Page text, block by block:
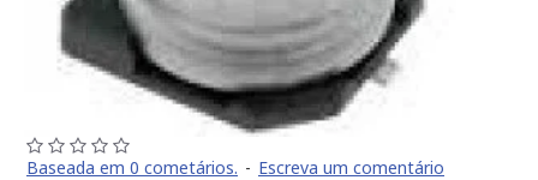
Baseada em 0 cometários. - Escreva um comentário